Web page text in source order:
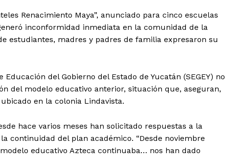
Renacimiento Maya”, anunciado para cinco escuelas
inconformidad inmediata en la comunidad de la
estudiantes, madres y padres de familia expresaron su
del Gobierno del Estado de Yucatán (SEGEY) no
del modelo educativo anterior, situación que, aseguran,
en la colonia Lindavista.
hace varios meses han solicitado respuestas a la
continuidad del plan académico. “Desde noviembre
educativo Azteca continuaba… nos han dado